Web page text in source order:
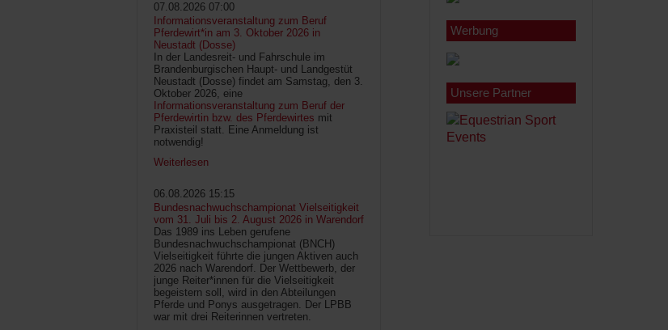
07.08.2026 07:00
Informationsveranstaltung zum Beruf
Pferdewirt*in am 3. Oktober 2026 in
Neustadt (Dosse)
In der Landesreit- und Fahrschule im
Brandenburgischen Haupt- und Landgestüt
Neustadt (Dosse) findet am Samstag, den 3.
Oktober 2026, eine
Informationsveranstaltung zum Beruf der
Pferdewirtin bzw. des Pferdewirtes mit
Praxisteil statt. Eine Anmeldung ist
notwendig!
Weiterlesen
06.08.2026 15:15
Bundesnachwuchschampionat Vielseitigkeit
vom 31. Juli bis 2. August 2026 in Warendorf
Das 1989 ins Leben gerufene
Bundesnachwuchschampionat (BNCH)
Vielseitigkeit führte die jungen Aktiven auch
2026 nach Warendorf. Der Wettbewerb, der
junge Reiter*innen für die Vielseitigkeit
begeistern soll, wird in den Abteilungen
Pferde und Ponys ausgetragen. Der LPBB
war mit drei Reiterinnen vertreten.
Werbung
Unsere Partner